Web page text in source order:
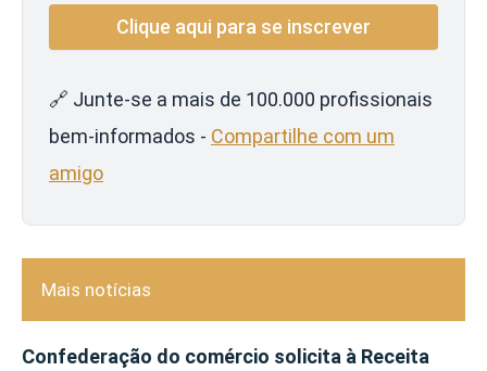
🔗 Junte-se a mais de 100.000 profissionais
bem-informados - Compartilhe com um
amigo
Mais notícias
Confederação do comércio solicita à Receita